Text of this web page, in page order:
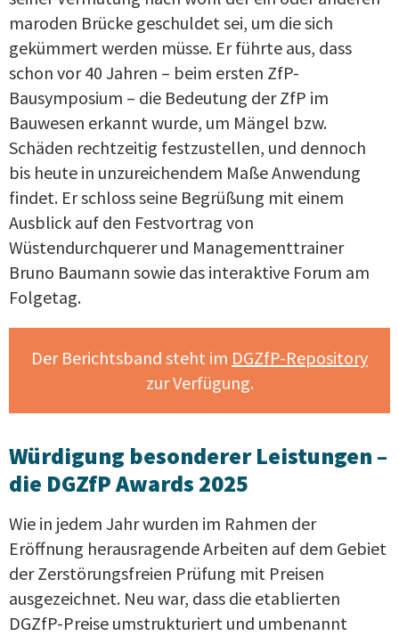
maroden Brücke geschuldet sei, um die sich
gekümmert werden müsse. Er führte aus, dass
schon vor 40 Jahren – beim ersten ZfP-
Bausymposium – die Bedeutung der ZfP im
Bauwesen erkannt wurde, um Mängel bzw.
Schäden rechtzeitig festzustellen, und dennoch
bis heute in unzureichendem Maße Anwendung
findet. Er schloss seine Begrüßung mit einem
Ausblick auf den Festvortrag von
Wüstendurchquerer und Managementtrainer
Bruno Baumann sowie das interaktive Forum am
Folgetag.
Der Berichtsband steht im DGZfP-Repository
zur Verfügung.
Würdigung besonderer Leistungen –
die DGZfP Awards 2025
Wie in jedem Jahr wurden im Rahmen der
Eröffnung herausragende Arbeiten auf dem Gebiet
der Zerstörungsfreien Prüfung mit Preisen
ausgezeichnet. Neu war, dass die etablierten
DGZfP-Preise umstrukturiert und umbenannt